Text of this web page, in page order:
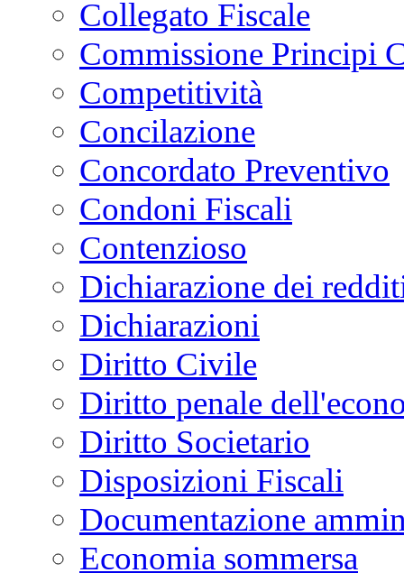
Collegato Fiscale
Commissione Principi
Competitività
Concilazione
Concordato Preventivo
Condoni Fiscali
Contenzioso
Dichiarazione dei
Dichiarazioni
Diritto Civile
Diritto penale
Diritto Societario
Disposizioni Fiscali
Documentazione
Economia sommersa